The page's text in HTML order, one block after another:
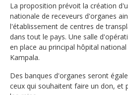
La proposition prévoit la création
nationale de receveurs d'organes
l'établissement de centres de
dans tout le pays. Une salle
en place au principal hôpital
Kampala.
Des banques d'organes seront
ceux qui souhaitent faire un don, et